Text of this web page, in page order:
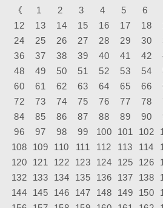
愈來愈多國家禁
《 1 2 3 4 5 6
12
13 14 15 16 17 18
24
25 26 27 28 29 30
36
37 38 39 40 41 42
48
49 50 51 52 53 54
60
61 62 63 64 65 66
72
73 74 75 76 77 78
84
85 86 87 88 89 90
96
97 98 99 100 101 102
108
109 110 111 112 113 114
120
121 122 123 124 125 126
132
133 134 135 136 137 138
144
145 146 147 148 149 150